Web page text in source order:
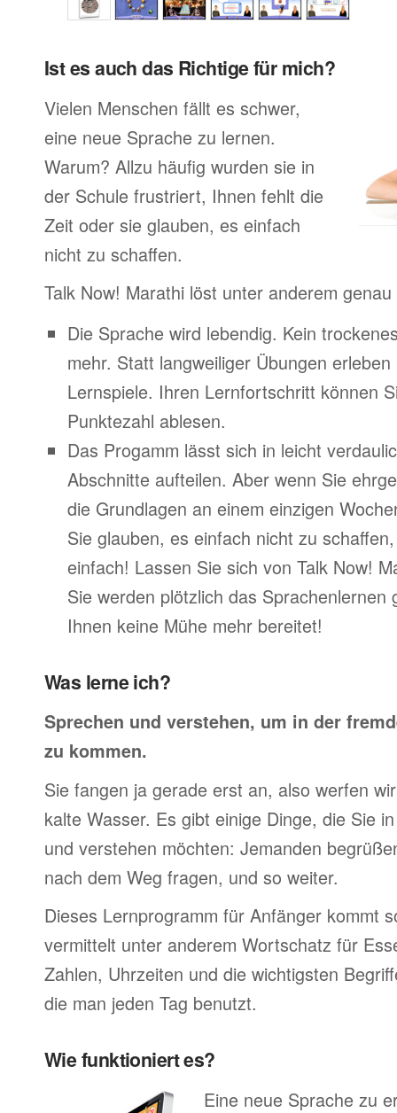
Ist es auch das Richtige für mich?
Vielen Menschen fällt es schwer,
eine neue Sprache zu lernen.
Warum? Allzu häufig wurden sie in
der Schule frustriert, Ihnen fehlt die
Zeit oder sie glauben, es einfach
nicht zu schaffen.
Talk Now! Marathi löst unter anderem
Die Sprache wird lebendig. Kein
mehr. Statt langweiliger Übungen
Lernspiele. Ihren Lernfortschritt können
Punktezahl ablesen.
Das Progamm lässt sich in leicht
Abschnitte aufteilen. Aber wenn Sie
die Grundlagen an einem einzigen
Sie glauben, es einfach nicht zu
einfach! Lassen Sie sich von Talk Now!
Sie werden plötzlich das Sprachenlernen
Ihnen keine Mühe mehr bereitet!
Was lerne ich?
Sprechen und verstehen, um in der
zu kommen.
Sie fangen ja gerade erst an, also werfen
kalte Wasser. Es gibt einige Dinge, die Sie
und verstehen möchten: Jemanden
nach dem Weg fragen, und so weiter.
Dieses Lernprogramm für Anfänger kommt
vermittelt unter anderem Wortschatz für
Zahlen, Uhrzeiten und die wichtigsten
die man jeden Tag benutzt.
Wie funktioniert es?
Eine neue Sprache zu